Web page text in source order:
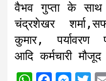
वैभव गुप्ता के
चंद्रशेखर
कुमार, पर्यावरण
आदि कर्मचारी